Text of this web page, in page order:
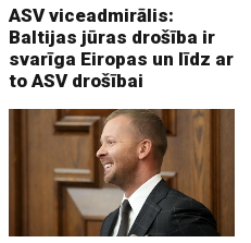
ASV viceadmirālis:
Baltijas jūras drošība ir
svarīga Eiropas un līdz ar
to ASV drošībai